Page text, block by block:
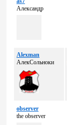
Александр
Alexman
АлекСольноки
observer
the observer